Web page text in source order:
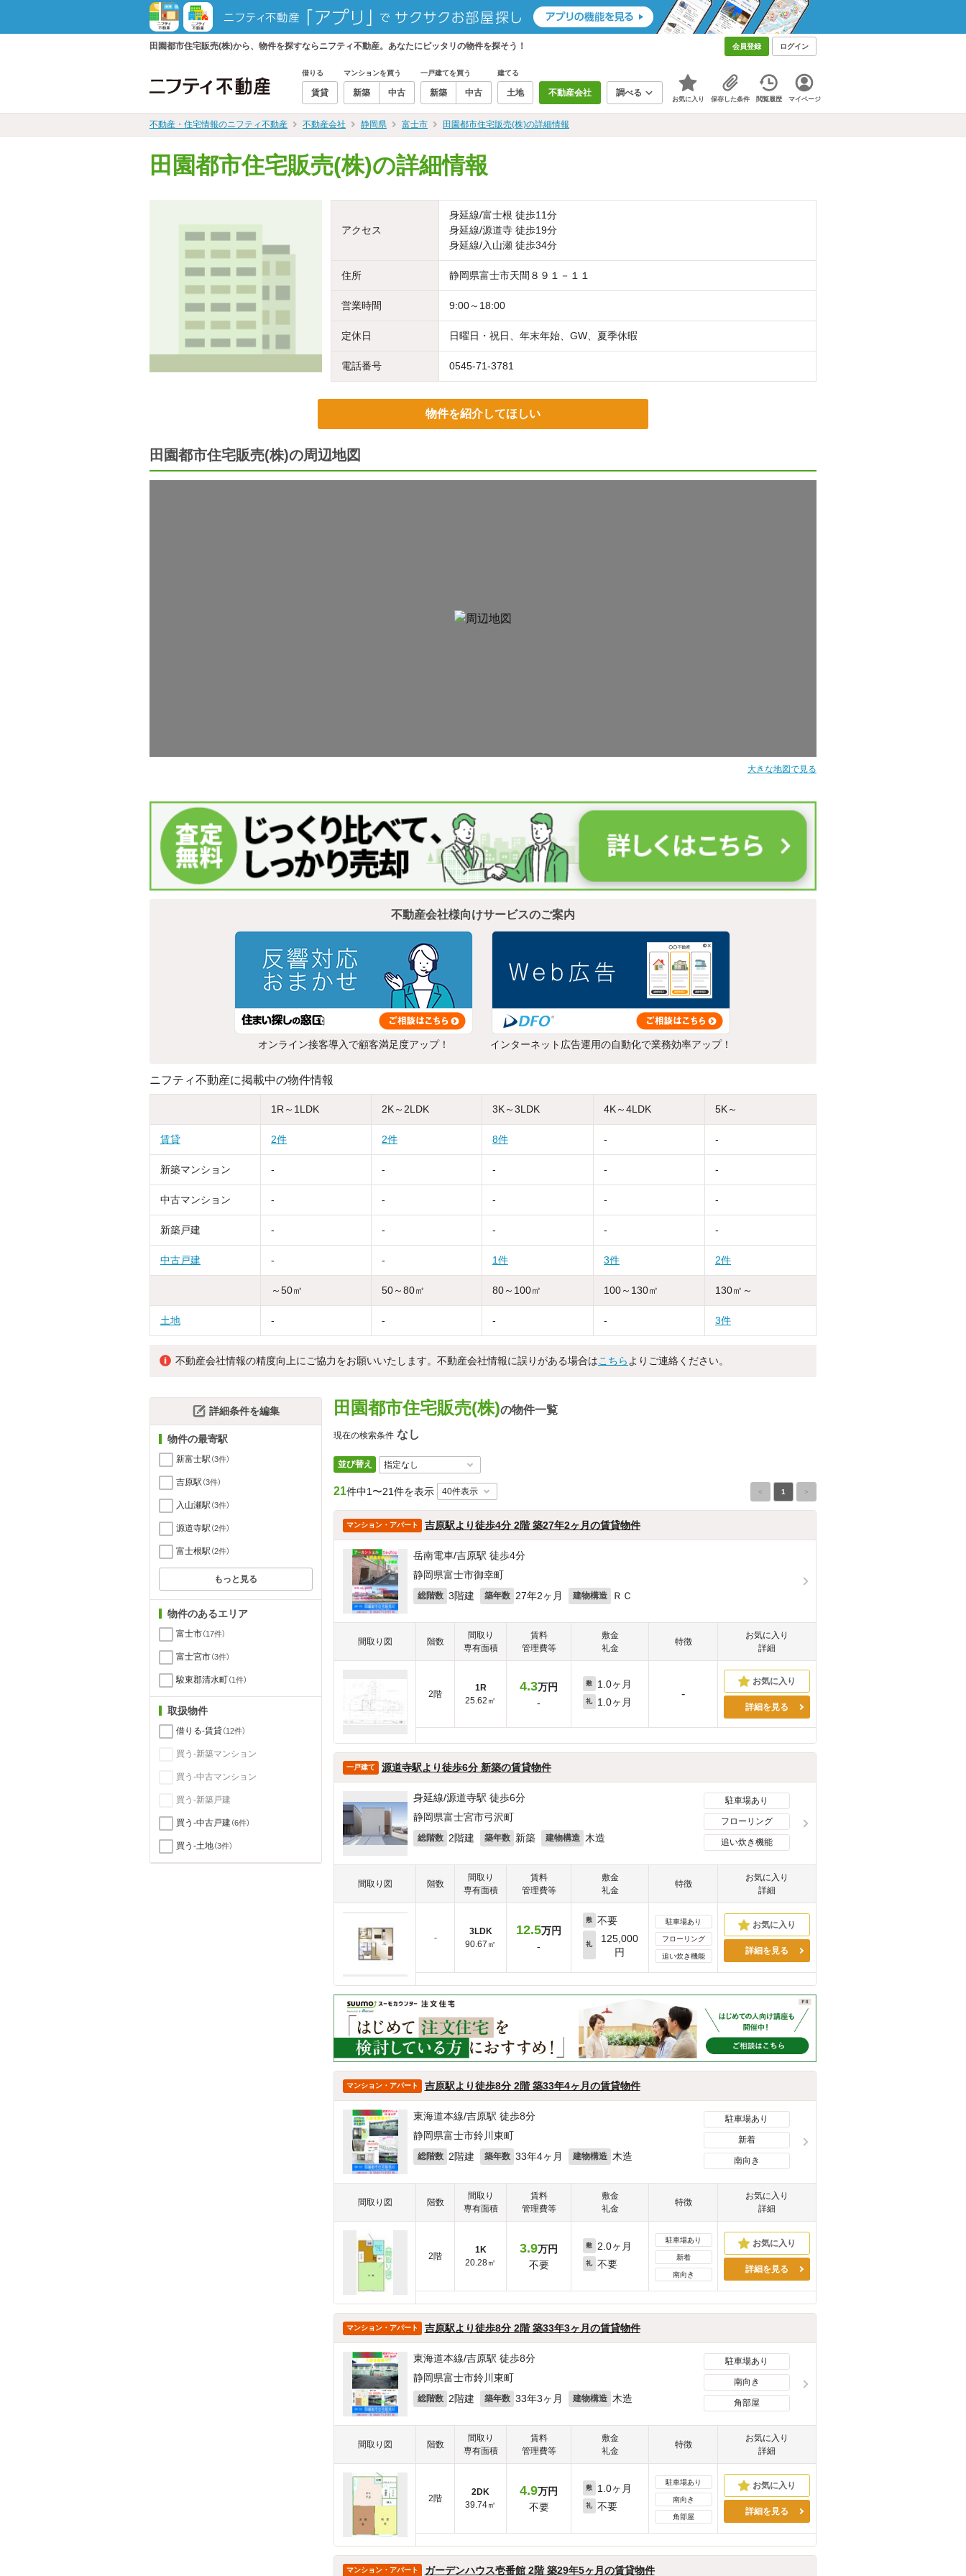
田園都市住宅販売(株)から、物件を探すならニフティ不動産。あなたにピッタリの物件を探そう！ 会員登録 ログイン
借りる
賃貸
マンションを買う
新築 中古
一戸建てを買う
新築 中古
建てる
土地 不動産会社 調べる
お気に入り 保存した条件 閲覧履歴 マイページ
不動産・住宅情報のニフティ不動産 不動産会社 静岡県 富士市 田園都市住宅販売(株)の詳細情報
田園都市住宅販売(株)の詳細情報
アクセス
身延線/富士根 徒歩11分
身延線/源道寺 徒歩19分
身延線/入山瀬 徒歩34分
住所 静岡県富士市天間８９１－１１
営業時間 9:00～18:00
定休日 日曜日・祝日、年末年始、GW、夏季休暇
電話番号 0545-71-3781
物件を紹介してほしい
田園都市住宅販売(株)の周辺地図
大きな地図で見る
不動産会社様向けサービスのご案内
オンライン接客導入で顧客満足度アップ！ インターネット広告運用の自動化で業務効率アップ！
ニフティ不動産に掲載中の物件情報
1R～1LDK 2K～2LDK 3K～3LDK 4K～4LDK 5K～
賃貸 2件 2件 8件 - -
新築マンション - - - - -
中古マンション - - - - -
新築戸建 - - - - -
中古戸建 - - 1件 3件 2件
～50㎡ 50～80㎡ 80～100㎡ 100～130㎡ 130㎡～
土地 - - - - 3件
不動産会社情報の精度向上にご協力をお願いいたします。不動産会社情報に誤りがある場合はこちら よりご連絡ください。
田園都市住宅販売(株)の物件一覧
現在の検索条件 なし
並び替え
21件中1〜21件を表示 < 1 >
マンション・アパート 吉原駅より徒歩4分 2階 築27年2ヶ月の賃貸物件
岳南電車/吉原駅 徒歩4分
静岡県富士市御幸町
総階数 3階建 築年数 27年2ヶ月 建物構造 ＲＣ
間取り図 階数
間取り
専有面積
賃料
管理費等
敷金
礼金
特徴
お気に入り
詳細
2階
1R
25.62㎡
4.3万円
-
敷 1.0ヶ月
礼 1.0ヶ月
-
詳細を見る
一戸建て 源道寺駅より徒歩6分 新築の賃貸物件
身延線/源道寺駅 徒歩6分
静岡県富士宮市弓沢町
総階数 2階建 築年数 新築 建物構造 木造
駐車場あり
フローリング
追い炊き機能
間取り図 階数
間取り
専有面積
賃料
管理費等
敷金
礼金
特徴
お気に入り
詳細
-
3LDK
90.67㎡
12.5万円
-
敷 不要
礼
125,000
円
駐車場あり
フローリング
追い炊き機能
詳細を見る
マンション・アパート 吉原駅より徒歩8分 2階 築33年4ヶ月の賃貸物件
東海道本線/吉原駅 徒歩8分
静岡県富士市鈴川東町
総階数 2階建 築年数 33年4ヶ月 建物構造 木造
駐車場あり
新着
南向き
間取り図 階数
間取り
専有面積
賃料
管理費等
敷金
礼金
特徴
お気に入り
詳細
2階
1K
20.28㎡
3.9万円
不要
敷 2.0ヶ月
礼 不要
駐車場あり
新着
南向き
詳細を見る
マンション・アパート 吉原駅より徒歩8分 2階 築33年3ヶ月の賃貸物件
東海道本線/吉原駅 徒歩8分
静岡県富士市鈴川東町
総階数 2階建 築年数 33年3ヶ月 建物構造 木造
駐車場あり
南向き
角部屋
間取り図 階数
間取り
専有面積
賃料
管理費等
敷金
礼金
特徴
お気に入り
詳細
2階
2DK
39.74㎡
4.9万円
不要
敷 1.0ヶ月
礼 不要
駐車場あり
南向き
角部屋
詳細を見る
マンション・アパート ガーデンハウス壱番館 2階 築29年5ヶ月の賃貸物件
詳細条件を編集
物件の最寄駅
新富士駅 （3件）
吉原駅 （3件）
入山瀬駅 （3件）
源道寺駅 （2件）
富士根駅 （2件）
もっと見る
物件のあるエリア
富士市（17件）
富士宮市（3件）
駿東郡清水町（1件）
取扱物件
借りる-賃貸（12件）
買う-新築マンション
買う-中古マンション
買う-新築戸建
買う-中古戸建（6件）
買う-土地（3件）